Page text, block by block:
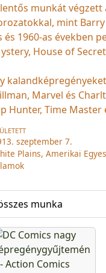
munkát végzett
mint Barry
és 1960-as években
House of
Marvel és
Hunter, Time Master
szeptember 7.
Plains, Amerikai
munka